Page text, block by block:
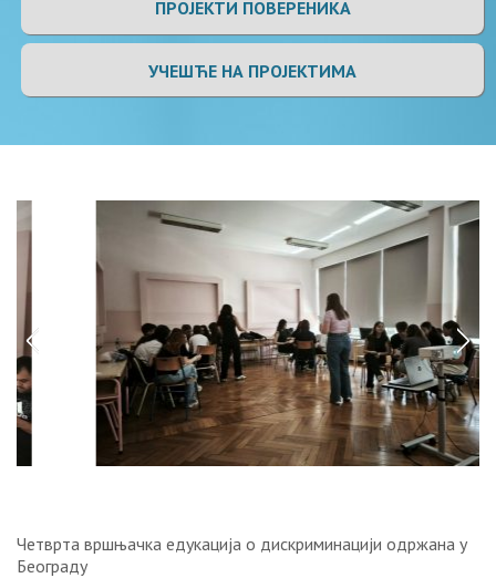
ПРОЈЕКТИ ПОВЕРЕНИКА
УЧЕШЋЕ НА ПРОЈЕКТИМА
Четврта вршњачка едукација о дискриминацији одржана у
Београду